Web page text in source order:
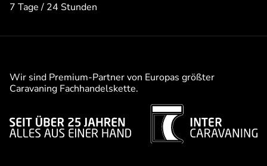
7 Tage / 24 Stunden
Wir sind Premium-Partner von Europas größter
Caravaning Fachhandelskette.